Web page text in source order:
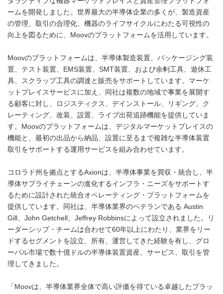
ームを開発しました。世界最大の半導体企業の多くが、製造資産
の管理、取引の合理化、機器のライフサイクルにわたる可視性の
向上を図るために、Moovのプラットフォームを活用しています。
Moovのプラットフォームは、半導体製造装置、パッケージング装
置、テスト装置、EMS装置、SMT装置、および余剰工具、遊休工
具、スクラップ工具の調達と販売をサポートしています。マーケ
ットプレイスサービスに加え、同社は複数の地域で事業を展開す
る顧客に対し、ロジスティクス、デインストール、リギング、ク
レーティング、改装、設置、ライブ出荷追跡機能を提供していま
す。Moovのプラットフォームは、デジタルマーケットプレイスの
機能と、最初の出品から納品、設置に至るまで複雑な半導体装置
取引をサポートする運用サービスを組み合わせています。
コロラド州を拠点とするAxionは、半導体事業を買収・統合し、半
導体サプライチェーンの進化するインフラ・ニーズをサポートす
るために設計された統合オペレーティング・プラットフォームを
提供しています。同社は、半導体業界のベテランである Austin
Gill、John Getchell、Jeffrey Robbinsによって設立されました。リ
ーダーシップ・チームは合わせて60年以上にわたり、業界をリー
ドするセグメントを設立、所有、運営してきた経験を有し、グロ
ーバル市場で数十億ドルの半導体装置資産、サービス、取引を管
理してきました。
「Moovは、半導体業界全体で高い評価を得ている卓越したプラッ